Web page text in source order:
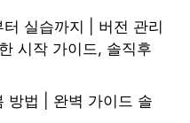
실습까지 | 버전 관리
시작 가이드, 솔직후
방법 | 완벽 가이드 솔